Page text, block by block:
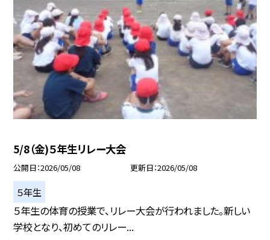
5/8（金)５年生リレー大会
公開日 2026/05/08 更新日 2026/05/08
５年生
５年生の体育の授業で、リレー大会が行われました。新しい
学校となり、初めてのリレー...